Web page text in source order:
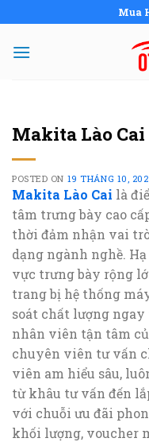
to
content
Mua
Makita Lào Cai
POSTED ON 19 THÁNG 10,
Makita Lào Cai là
tâm trưng bày cao
thời đảm nhận vai
dạng ngành nghề.
vực trưng bày rộng
trang bị hệ thống
soát chất lượng
nhân viên tận tâm
chuyên viên tư vấn
viên am hiểu sâu,
từ khâu tư vấn đến
với chuỗi ưu đãi
khối lượng, voucher